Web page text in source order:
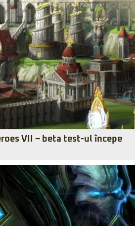
VII – beta test-ul începe